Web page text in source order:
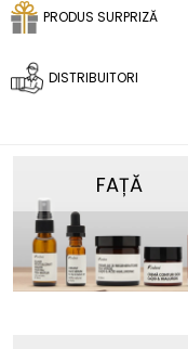
PRODUS SURPRIZĂ
DISTRIBUITORI
FAȚĂ